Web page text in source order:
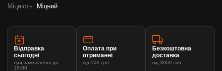
Міцність: Міцний
Відправка
сьогодні
при замовленні до
18:00
Оплата при
отриманні
від 500 грн
Безкоштовна
доставка
від 3000 грн